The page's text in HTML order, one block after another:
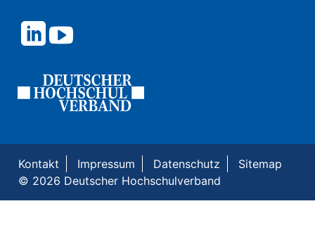
Kontakt Impressum Datenschutz
Sitemap
© 2026 Deutscher Hochschulverband